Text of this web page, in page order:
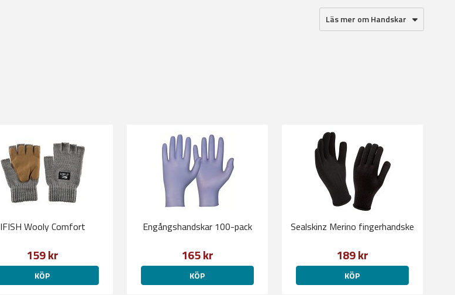
Läs mer om Handskar
IFISH Wooly Comfort
159 kr
KÖP
Engångshandskar 100-pack
165 kr
KÖP
Sealskinz Merino fingerhandske
189 kr
KÖP